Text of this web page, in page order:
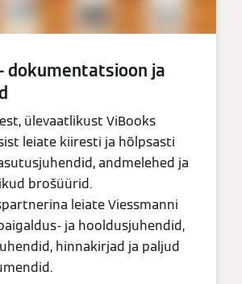
dokumentatsioon ja
ülevaatlikust ViBooks
leiate kiiresti ja hõlpsasti
andmelehed ja
brošüürid.
leiate Viessmanni
ja hooldusjuhendid,
hinnakirjad ja paljud